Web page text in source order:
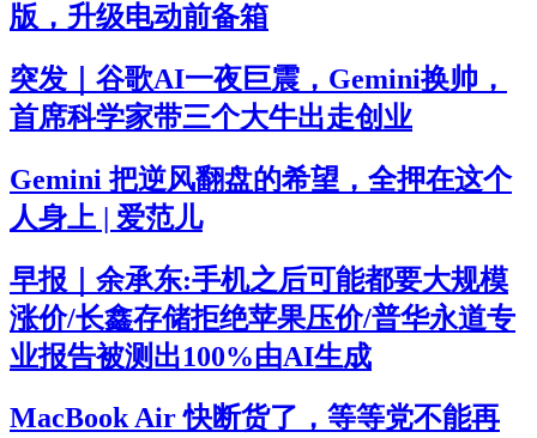
版，升级电动前备箱
突发｜谷歌AI一夜巨震，Gemini换帅，
首席科学家带三个大牛出走创业
Gemini 把逆风翻盘的希望，全押在这个
人身上 | 爱范儿
早报｜余承东:手机之后可能都要大规模
涨价/长鑫存储拒绝苹果压价/普华永道专
业报告被测出100%由AI生成
MacBook Air 快断货了，等等党不能再